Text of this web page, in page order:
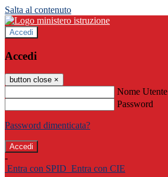
Salta al contenuto
Accedi
Accedi
button close ×
Nome Utente
Password
Password dimenticata?
-
Entra con SPID Entra con CIE